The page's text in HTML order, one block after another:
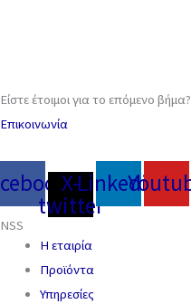
Είστε έτοιμοι για το επόμενο βήμα?
Επικοινωνία
X-
twitter
Linkedin
NSS
Η εταιρία
Προϊόντα
Υπηρεσίες